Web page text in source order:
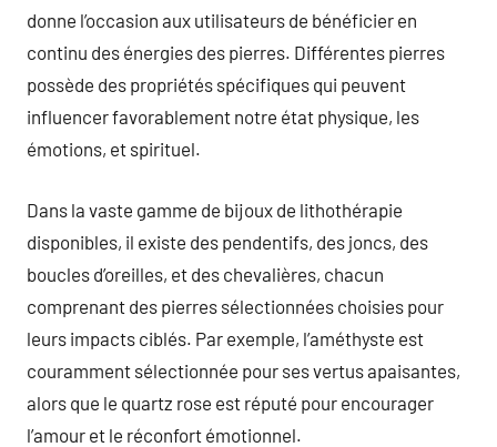
donne l’occasion aux utilisateurs de bénéficier en
continu des énergies des pierres. Différentes pierres
possède des propriétés spécifiques qui peuvent
influencer favorablement notre état physique, les
émotions, et spirituel.
Dans la vaste gamme de bijoux de lithothérapie
disponibles, il existe des pendentifs, des joncs, des
boucles d’oreilles, et des chevalières, chacun
comprenant des pierres sélectionnées choisies pour
leurs impacts ciblés. Par exemple, l’améthyste est
couramment sélectionnée pour ses vertus apaisantes,
alors que le quartz rose est réputé pour encourager
l’amour et le réconfort émotionnel.